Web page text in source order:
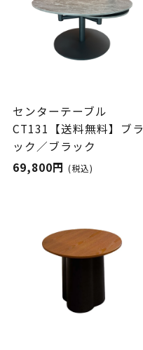
センターテーブル
CT131【送料無料】ブラ
ック／ブラック
69,800円 (税込)